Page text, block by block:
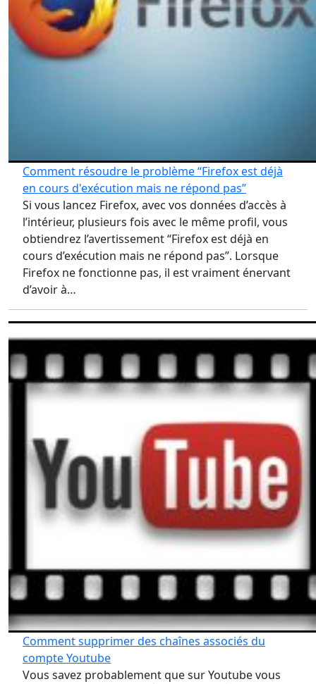
Comment résoudre le problème “Firefox est déjà
en cours d'exécution mais ne répond pas”
Si vous lancez Firefox, avec vos données d’accès à
l’intérieur, plusieurs fois avec le même profil, vous
obtiendrez l’avertissement “Firefox est déjà en
cours d’exécution mais ne répond pas”. Lorsque
Firefox ne fonctionne pas, il est vraiment énervant
d’avoir à…
Comment supprimer des chaînes associés du
compte Youtube
Vous savez probablement que sur Youtube vous